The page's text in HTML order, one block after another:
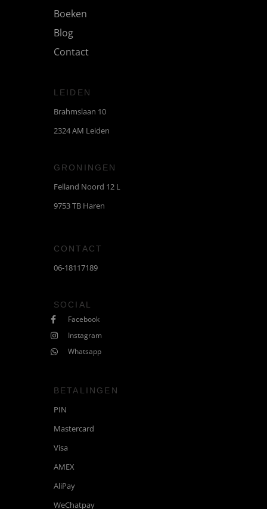
Boeken
Blog
Contact
LEIDEN
Brahmslaan 10
2324 AM Leiden
GRONINGEN
Felland Noord 12 L
9753 TB Haren
CONTACT
06-18117189
SOCIAL
Facebook
Instagram
Whatsapp
BETALINGEN
PIN
Mastercard
Visa
AMEX
AliPay
WeChatpay